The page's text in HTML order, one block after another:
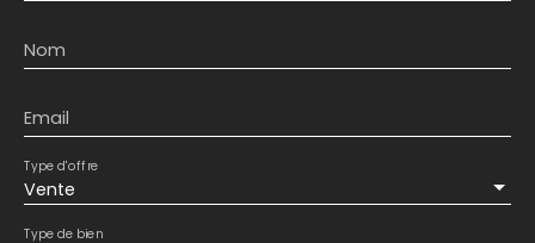
Nom
Email
Vente
Type d'offre
Type de bien